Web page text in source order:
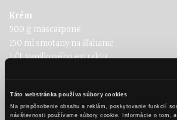
Táto webstránka používa súbory cookies
Na prispôsobenie obsahu a reklám, poskytovanie funkcií
návštevnosti používame súbory cookie. Informácie o tom,
Krém
500 g mascarpone
150 ml smotany na šľahanie
1 ČL vanilkového extraktu
Karamel
150 g krupicového cukru